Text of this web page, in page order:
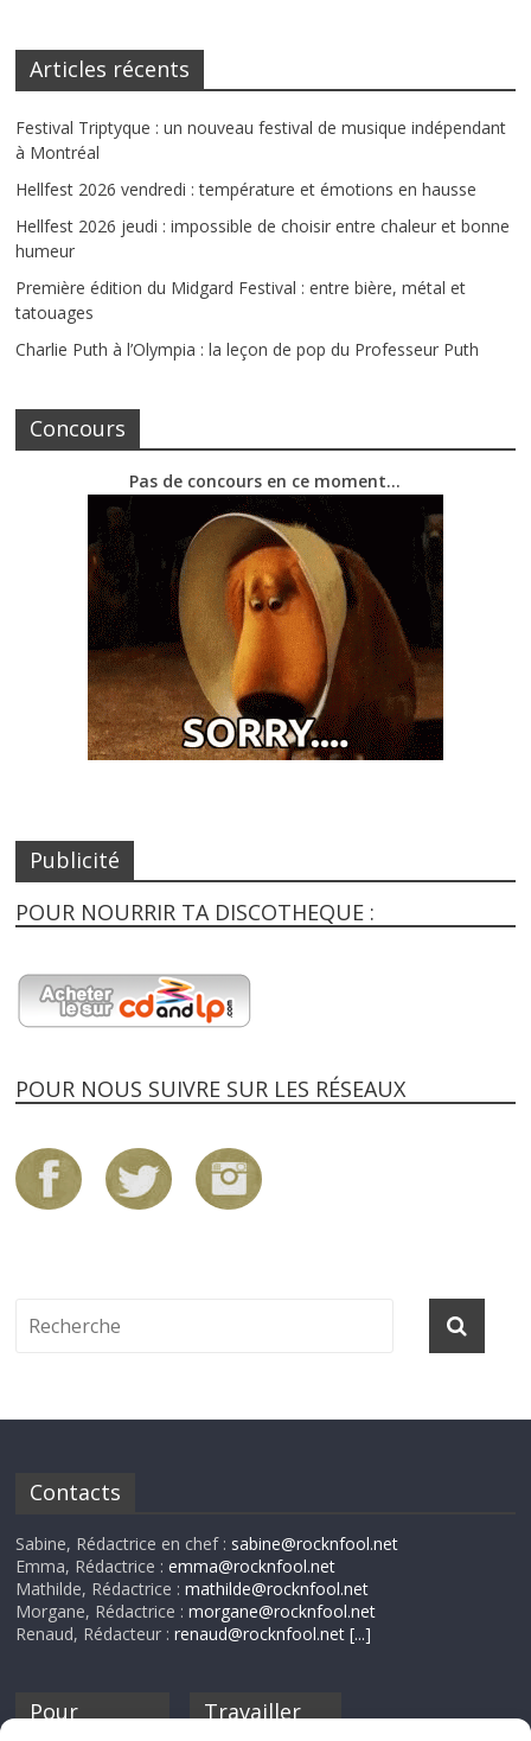
Articles récents
Festival Triptyque : un nouveau festival de musique indépendant
à Montréal
Hellfest 2026 vendredi : température et émotions en hausse
Hellfest 2026 jeudi : impossible de choisir entre chaleur et bonne
humeur
Première édition du Midgard Festival : entre bière, métal et
tatouages
Charlie Puth à l’Olympia : la leçon de pop du Professeur Puth
Concours
Pas de concours en ce moment…
Publicité
POUR NOURRIR TA DISCOTHEQUE :
POUR NOUS SUIVRE SUR LES RÉSEAUX
Contacts
Sabine, Rédactrice en chef : sabine@rocknfool.net
Emma, Rédactrice :emma@rocknfool.net
Mathilde, Rédactrice :mathilde@rocknfool.net
Morgane, Rédactrice :morgane@rocknfool.net
Renaud, Rédacteur :renaud@rocknfool.net [...]
Pour
Travailler